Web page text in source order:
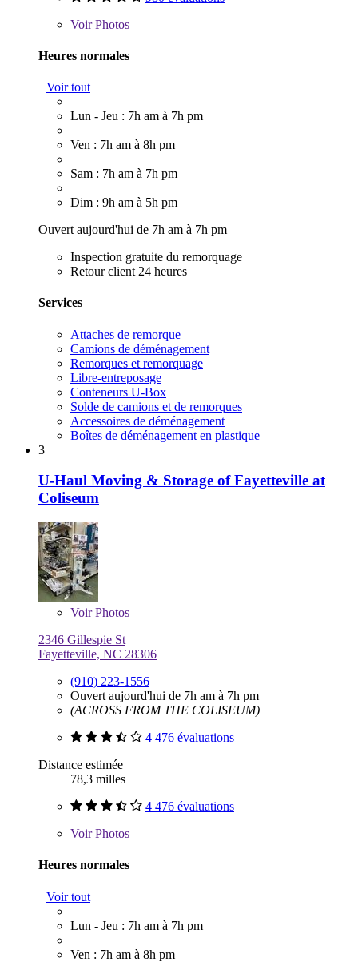
VoirPhotos
Heures normales
Voir tout
Lun - Jeu : 7h am à 7h pm
Ven : 7h am à 8h pm
Sam : 7h am à 7h pm
Dim : 9h am à 5h pm
Ouvert aujourd'hui de 7h am à 7h pm
Inspection gratuite du remorquage
Retour client 24 heures
Services
Attaches de remorque
Camions de déménagement
Remorques et remorquage
Libre-entreposage
Conteneurs U-Box
Solde de camions et de remorques
Accessoires de déménagement
Boîtes de déménagement en plastique
3
U-Haul Moving & Storage of Fayetteville at
Coliseum
VoirPhotos
2346 Gillespie St
Fayetteville, NC 28306
(910) 223-1556
Ouvert aujourd'hui de 7h am à 7h pm
(ACROSS FROM THE COLISEUM)
4 476 évaluations
Distance estimée
78,3 milles
4 476 évaluations
VoirPhotos
Heures normales
Voir tout
Lun - Jeu : 7h am à 7h pm
Ven : 7h am à 8h pm